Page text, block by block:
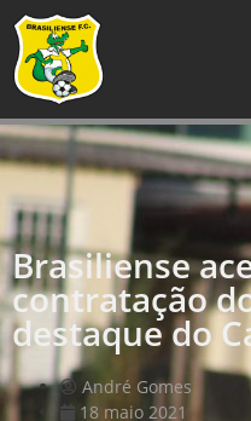
Brasiliense
contratação
destaque do
André Gomes
18 maio 2021